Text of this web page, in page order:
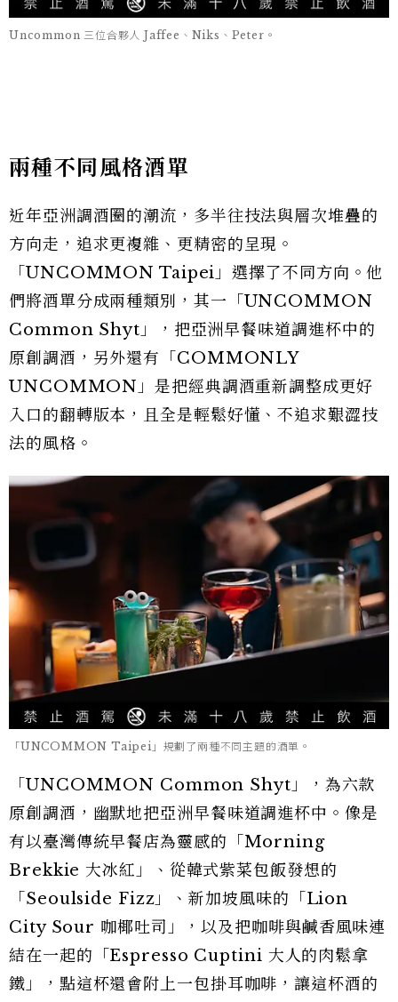
Uncommon 三位合夥人 Jaffee、Niks、Peter。
兩種不同風格酒單
近年亞洲調酒圈的潮流，多半往技法與層次堆疊的
方向走，追求更複雜、更精密的呈現。
「UNCOMMON Taipei」選擇了不同方向。他
們將酒單分成兩種類別，其一「UNCOMMON
Common Shyt」，把亞洲早餐味道調進杯中的
原創調酒，另外還有「COMMONLY
UNCOMMON」是把經典調酒重新調整成更好
入口的翻轉版本，且全是輕鬆好懂、不追求艱澀技
法的風格。
「UNCOMMON Taipei」規劃了兩種不同主題的酒單。
「UNCOMMON Common Shyt」，為六款
原創調酒，幽默地把亞洲早餐味道調進杯中。像是
有以臺灣傳統早餐店為靈感的「Morning
Brekkie 大冰紅」、從韓式紫菜包飯發想的
「Seoulside Fizz」、新加坡風味的「Lion
City Sour 咖椰吐司」，以及把咖啡與鹹香風味連
結在一起的「Espresso Cuptini 大人的肉鬆拿
鐵」，點這杯還會附上一包掛耳咖啡，讓這杯酒的